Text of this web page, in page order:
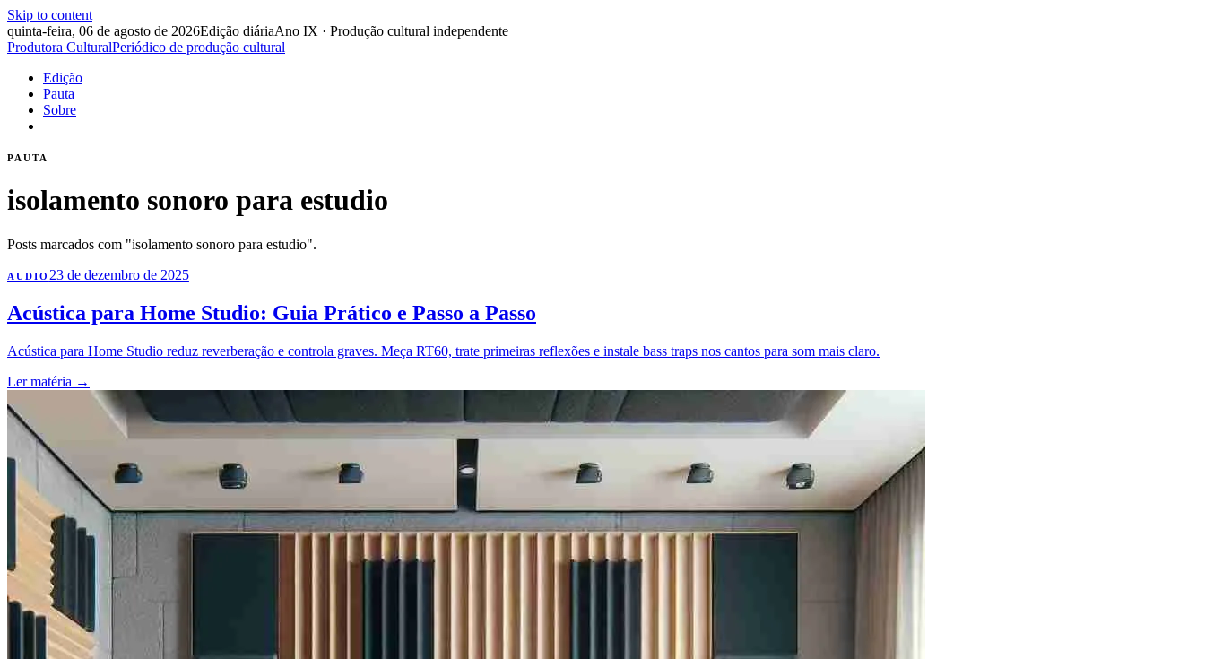
Skip to content
quinta-feira, 06 de agosto de 2026Edição diáriaAno IX · Produção cultural independente
Produtora CulturalPeriódico de produção cultural
Edição
Pauta
Sobre
PAUTA
isolamento sonoro para estudio
Posts marcados com "isolamento sonoro para estudio".
AUDIO 23 de dezembro de 2025
Acústica para Home Studio: Guia Prático e Passo a Passo
Acústica para Home Studio reduz reverberação e controla graves. Meça RT60, trate primeiras reflexões e instale bass traps nos cantos para som mais claro.
Ler matéria →